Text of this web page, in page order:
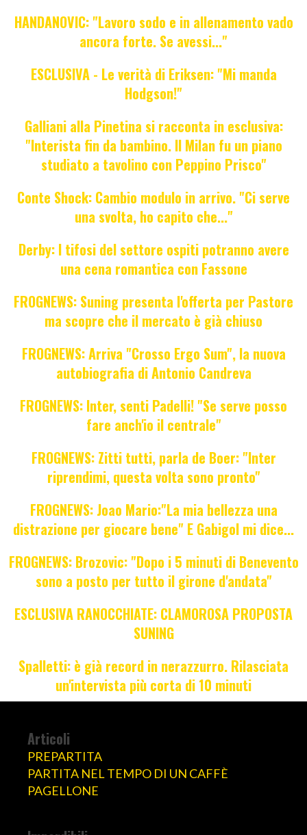
HANDANOVIC: "Lavoro sodo e in allenamento vado
ancora forte. Se avessi..."
ESCLUSIVA - Le verità di Eriksen: "Mi manda
Hodgson!"
Galliani alla Pinetina si racconta in esclusiva:
"Interista fin da bambino. Il Milan fu un piano
studiato a tavolino con Peppino Prisco"
Conte Shock: Cambio modulo in arrivo. "Ci serve
una svolta, ho capito che..."
Derby: I tifosi del settore ospiti potranno avere
una cena romantica con Fassone
FROGNEWS: Suning presenta l'offerta per Pastore
ma scopre che il mercato è già chiuso
FROGNEWS: Arriva "Crosso Ergo Sum", la nuova
autobiografia di Antonio Candreva
FROGNEWS: Inter, senti Padelli! "Se serve posso
fare anch'io il centrale"
FROGNEWS: Zitti tutti, parla de Boer: "Inter
riprendimi, questa volta sono pronto"
FROGNEWS: Joao Mario:"La mia bellezza una
distrazione per giocare bene" E Gabigol mi dice...
FROGNEWS: Brozovic: "Dopo i 5 minuti di Benevento
sono a posto per tutto il girone d'andata"
ESCLUSIVA RANOCCHIATE: CLAMOROSA PROPOSTA
SUNING
Spalletti: è già record in nerazzurro. Rilasciata
un'intervista più corta di 10 minuti
Articoli
PREPARTITA
PARTITA NEL TEMPO DI UN CAFFÈ
PAGELLONE